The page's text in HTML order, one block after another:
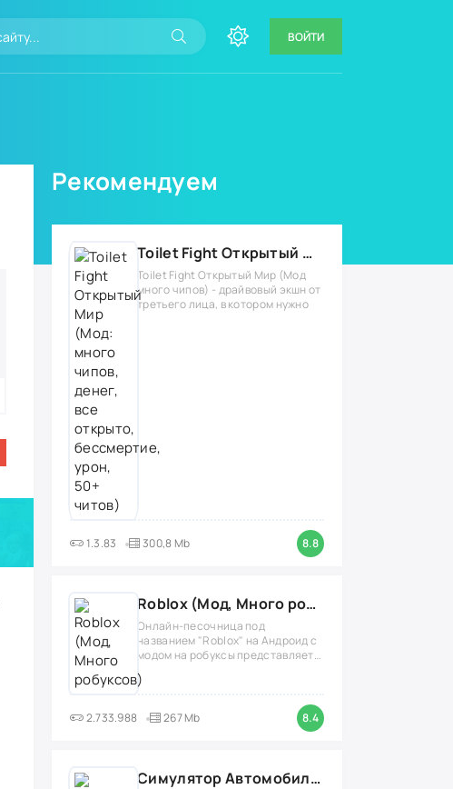
ВОЙТИ
Рекомендуем
Toilet Fight Открытый Мир (Мод: много чипов, денег, все открыто, бессмертие, урон, 50+ читов)
Toilet Fight Открытый Мир (Мод
много чипов) - драйвовый экшн от
третьего лица, в котором нужно
1.3.83 300,8 Mb 8.8
Roblox (Мод, Много робуксов)
Онлайн-песочница под
названием "Roblox" на Андроид с
модом на робуксы представляет
собой
2.733.988 267 Mb 8.4
Симулятор Автомобиля 2 (Мод Много денег/Всё открыто)